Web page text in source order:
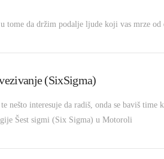
tome da držim podalje ljude koji vas mrze
(SixSigma)
nešto interesuje da radiš, onda se baviš
Šest sigmi (Six Sigma) u Motoroli